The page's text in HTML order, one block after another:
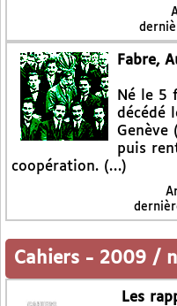
Fabre,
Né le 5
décédé
Genève
puis
coopération. (…)
Cahiers - 2009 /
Les